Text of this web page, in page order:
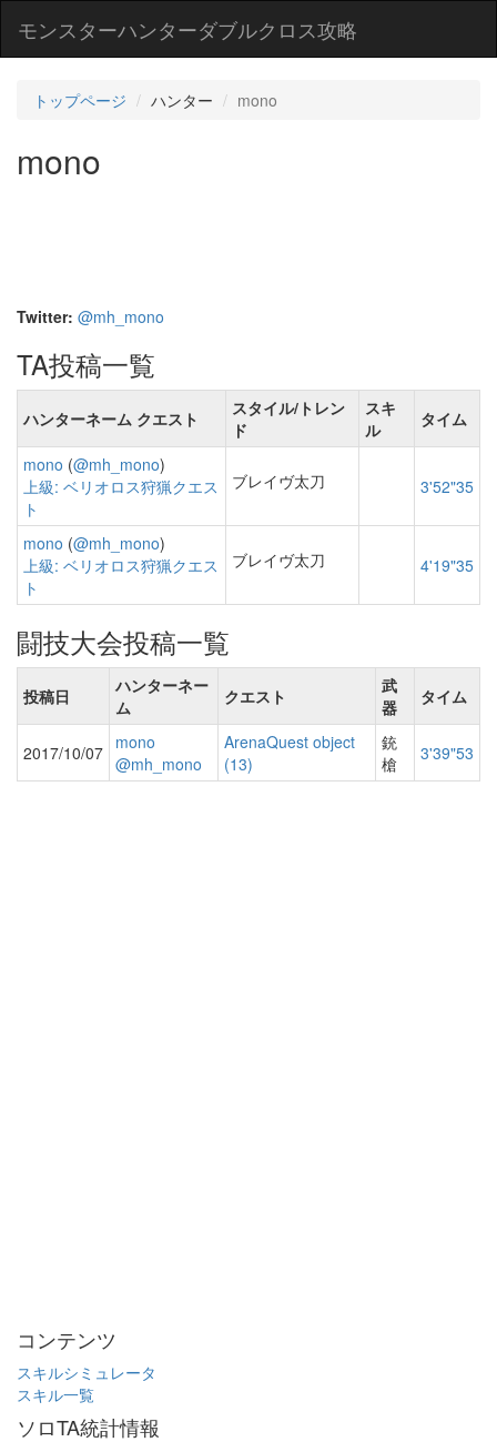
モンスターハンターダブルクロス攻略
トップページ ハンター mono
mono
Twitter: @mh_mono
TA投稿一覧
ハンターネーム クエスト
スタイル/トレン
ド
スキ
ル
タイム
mono (@mh_mono)
上級: ベリオロス狩猟クエス
ト
ブレイヴ太刀 3'52"35
mono (@mh_mono)
上級: ベリオロス狩猟クエス
ト
ブレイヴ太刀 4'19"35
闘技大会投稿一覧
投稿日
ハンターネー
ム
クエスト
武
器
タイム
2017/10/07 mono
@mh_mono
ArenaQuest object
(13)
銃
槍
3'39"53
コンテンツ
スキルシミュレータ
スキル一覧
ソロTA統計情報